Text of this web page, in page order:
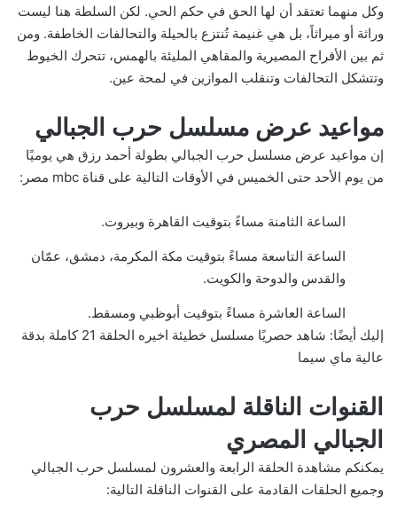
وكل منهما تعتقد أن لها الحق في حكم الحي. لكن السلطة هنا ليست
وراثة أو ميراثاً، بل هي غنيمة تُنتزع بالحيلة والتحالفات الخاطفة. ومن
ثم بين الأفراح المصيرية والمقاهي المليئة بالهمس، تتحرك الخيوط
وتتشكل التحالفات وتنقلب الموازين في لمحة عين.
مواعيد عرض مسلسل حرب الجبالي
إن مواعيد عرض مسلسل حرب الجبالي بطولة أحمد رزق هي يوميًا
من يوم الأحد حتى الخميس في الأوقات التالية على قناة mbc مصر:
الساعة الثامنة مساءً بتوقيت القاهرة وبيروت.
الساعة التاسعة مساءً بتوقيت مكة المكرمة، دمشق، عمّان
والقدس والدوحة والكويت.
الساعة العاشرة مساءً بتوقيت أبوظبي ومسقط.
إليك أيضًا:
شاهد حصريًا مسلسل خطيئة اخيره الحلقة 21 كاملة بدقة
عالية ماي سيما
القنوات الناقلة لمسلسل حرب
الجبالي المصري
يمكنكم مشاهدة الحلقة الرابعة والعشرون لمسلسل حرب الجبالي
وجميع الحلقات القادمة على القنوات الناقلة التالية: